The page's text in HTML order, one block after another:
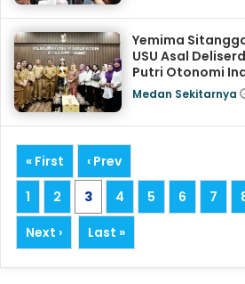
Yemima
USU Asal
Putri Otonomi
Medan Sekitarnya
« First
‹ Prev
1
2 3 4 5 6 7
Next ›
Last »